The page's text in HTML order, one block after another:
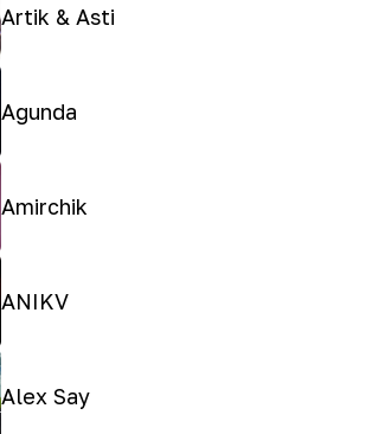
Artik & Asti
Agunda
Amirchik
ANIKV
Alex Say